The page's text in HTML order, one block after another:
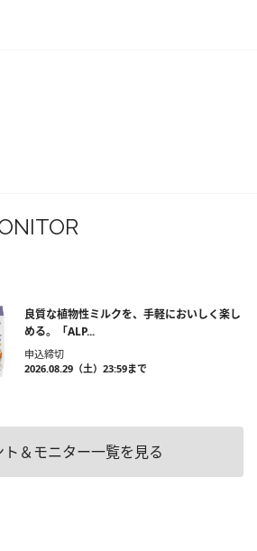
良質な植物性ミルクを、手軽においしく楽し
める。「ALP...
申込締切
2026.08.29（土）23:59まで
ト＆モニター一覧を見る